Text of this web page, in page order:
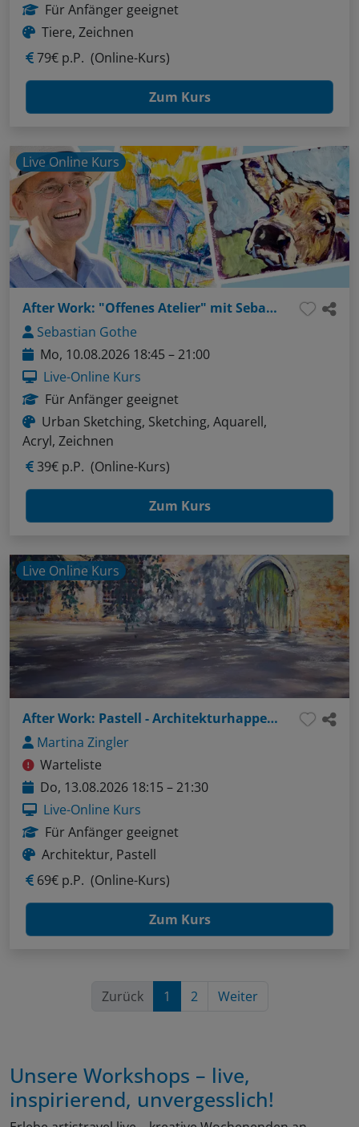
Für Anfänger geeignet
Tiere, Zeichnen
79€ p.P. (Online-Kurs)
Zum Kurs
Live Online Kurs
After Work: "Offenes Atelier" mit Sebastian - Thema: Gesichter ganz einfach (Bleistift / Aquarellstifte)
Sebastian Gothe
Mo, 10.08.2026 18:45 – 21:00
Live-Online Kurs
Für Anfänger geeignet
Urban Sketching, Sketching, Aquarell,
Acryl, Zeichnen
39€ p.P. (Online-Kurs)
Zum Kurs
Live Online Kurs
After Work: Pastell - Architekturhappen: Wände, Türen, Fenster
Martina Zingler
Warteliste
Do, 13.08.2026 18:15 – 21:30
Live-Online Kurs
Für Anfänger geeignet
Architektur, Pastell
69€ p.P. (Online-Kurs)
Zum Kurs
Zurück 1 2 Weiter
Unsere Workshops – live,
inspirierend, unvergesslich!